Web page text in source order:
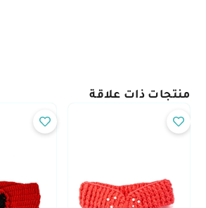
منتجات ذات علاقة